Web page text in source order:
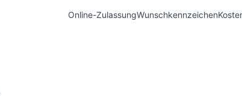
Online-ZulassungWunschkennzeichen